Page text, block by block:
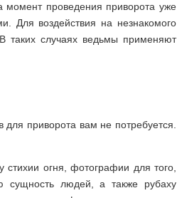
момент проведения приворота уже
Для воздействия на незнакомого
таких случаях ведьмы применяют
для приворота вам не потребуется.
огня, фотографии для того,
сущность людей, а также рубаху